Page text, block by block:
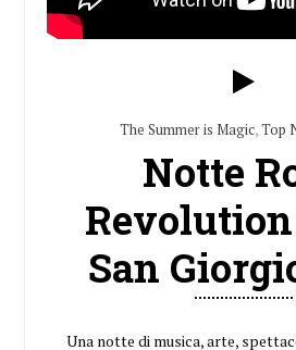
The Summer is Magic,Top
Notte
San
Una notte di musica, arte,